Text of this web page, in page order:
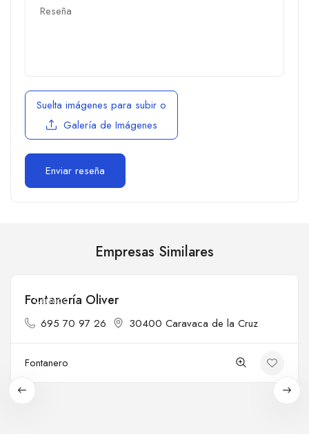
Suelta imágenes para subir o
Galería de Imágenes
Empresas Similares
Cerrado
Fontanería Oliver
695 70 97 26 30400 Caravaca de la Cruz
Fontanero